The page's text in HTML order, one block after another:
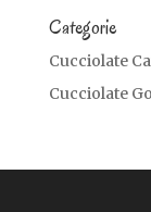
Categorie
Cucciolate
Cucciolate